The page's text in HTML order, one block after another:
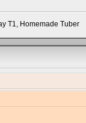
T1, Homemade Tuber